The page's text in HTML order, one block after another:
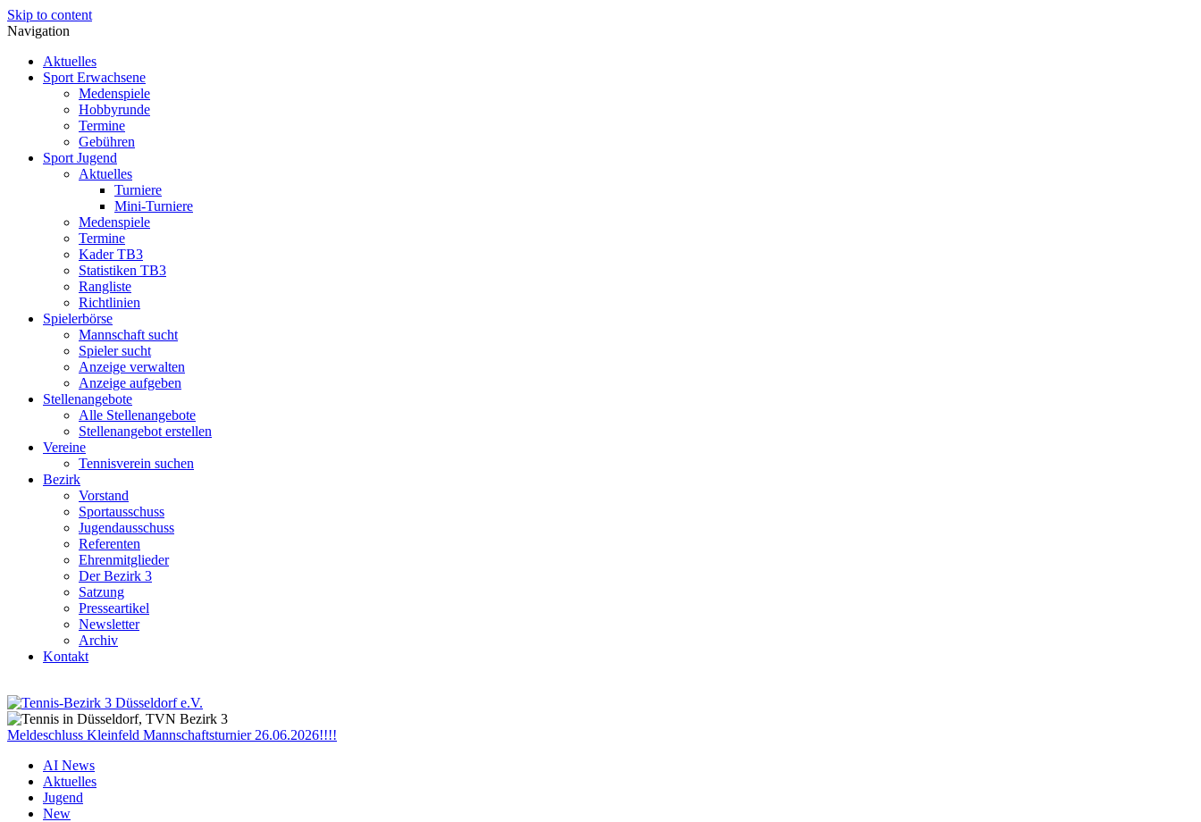
Skip to content
Navigation
Aktuelles
Sport Erwachsene
Medenspiele
Hobbyrunde
Termine
Gebühren
Sport Jugend
Aktuelles
Turniere
Mini-Turniere
Medenspiele
Termine
Kader TB3
Statistiken TB3
Rangliste
Richtlinien
Spielerbörse
Mannschaft sucht
Spieler sucht
Anzeige verwalten
Anzeige aufgeben
Stellenangebote
Alle Stellenangebote
Stellenangebot erstellen
Vereine
Tennisverein suchen
Bezirk
Vorstand
Sportausschuss
Jugendausschuss
Referenten
Ehrenmitglieder
Der Bezirk 3
Satzung
Presseartikel
Newsletter
Archiv
Kontakt
Meldeschluss Kleinfeld Mannschaftsturnier 26.06.2026!!!!
AI News
Aktuelles
Jugend
New